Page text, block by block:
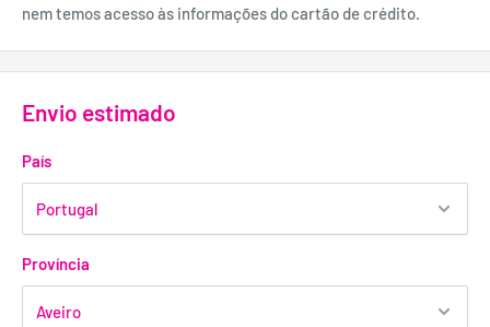
nem temos acesso às informações do cartão de crédito.
Envio estimado
País
Província